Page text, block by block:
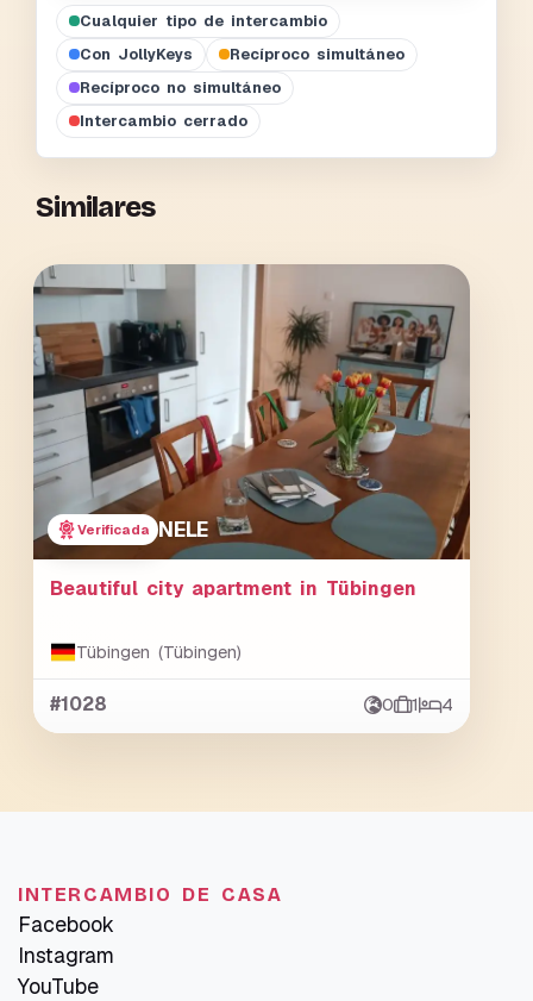
Cualquier tipo de intercambio
Con JollyKeys
Recíproco simultáneo
Recíproco no simultáneo
Intercambio cerrado
Similares
Verificada NELE
Beautiful city apartment in Tübingen
Tübingen (Tübingen)
#1028 0 1 4
INTERCAMBIO DE CASA
Facebook
Instagram
YouTube